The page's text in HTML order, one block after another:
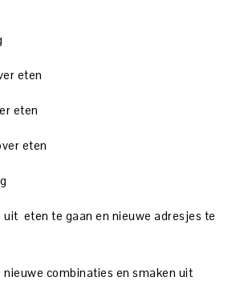
eten
eten
eten
uit eten te gaan en nieuwe adresjes te
nieuwe combinaties en smaken uit